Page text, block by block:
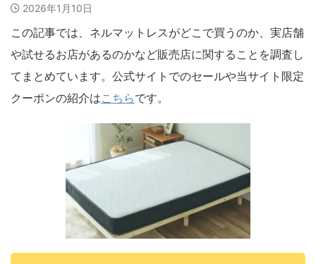
2026年1月10日
この記事では、ネルマットレスがどこで買うのか、実店舗
や試せるお店があるのかなど販売店に関することを調査し
てまとめています。公式サイトでのセールや当サイト限定
クーポンの紹介はこちらです。